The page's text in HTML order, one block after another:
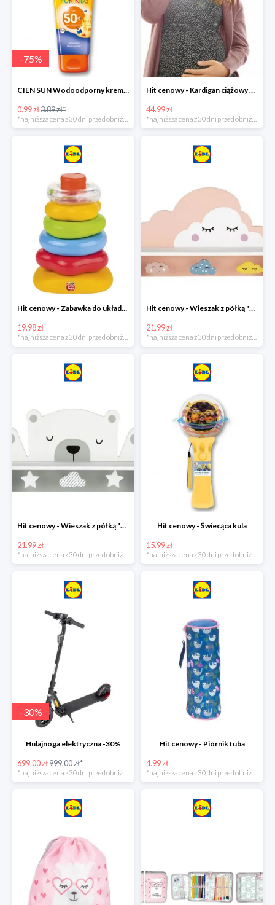
-75%
CIEN SUN Wodoodporny krem do opalania dla dzieci SPF 50 -39%
0.99 zł3.89 zł*
*najniższa cena z 30 dni przed obniżką
Hit cenowy - Kardigan ciążowy z biobawełny
44.99 zł
*najniższa cena z 30 dni przed obniżką
Hit cenowy - Zabawka do układania
19.98 zł
Hit cenowy - Wieszak z półką "Chmurka"
21.99 zł
Hit cenowy - Wieszak z półką "Miś"
21.99 zł
*najniższa cena z 30 dni przed obniżką
Hit cenowy - Świecąca kula
15.99 zł
*najniższa cena z 30 dni przed obniżką
-30%
Hulajnoga elektryczna -30%
699.00 zł999.00 zł*
Hit cenowy - Piórnik tuba
4.99 zł